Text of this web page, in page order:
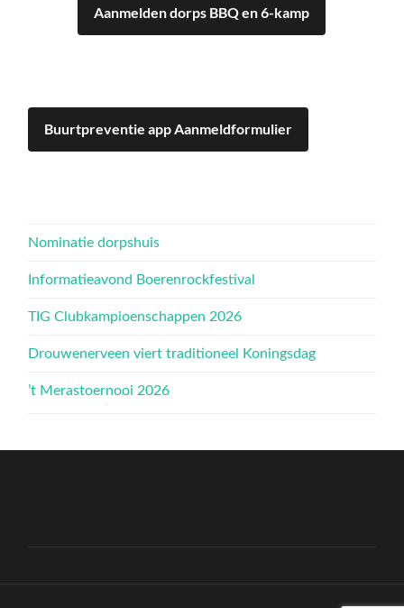
Aanmelden dorps BBQ en 6-kamp
Buurtpreventie app Aanmeldformulier
Nominatie dorpshuis
Informatieavond Boerenrockfestival
TIG Clubkampioenschappen 2026
Drouwenerveen viert traditioneel Koningsdag
’t Merastoernooi 2026